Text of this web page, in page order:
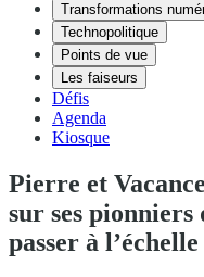
Transformations
Technopolitique
Points de vue
Les faiseurs
Défis
Agenda
Kiosque
Pierre et
sur ses
passer à l’échelle